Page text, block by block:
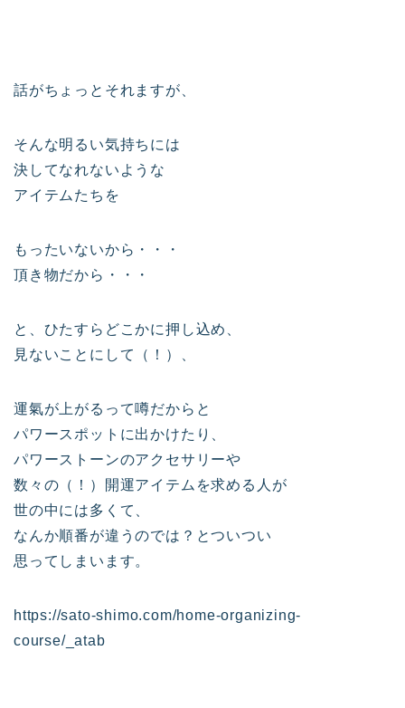
話がちょっとそれますが、
そんな明るい気持ちには
決してなれないような
アイテムたちを
もったいないから・・・
頂き物だから・・・
と、ひたすらどこかに押し込め、
見ないことにして（！）、
運氣が上がるって噂だからと
パワースポットに出かけたり、
パワーストーンのアクセサリーや
数々の（！）開運アイテムを求める人が
世の中には多くて、
なんか順番が違うのでは？とついつい
思ってしまいます。
https://sato-shimo.com/home-organizing-
course/_atab